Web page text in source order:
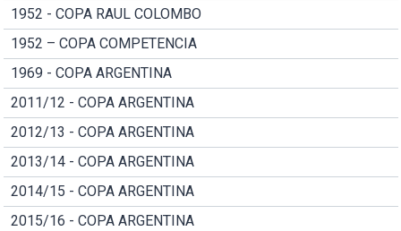
1952 - COPA RAUL COLOMBO
1952 – COPA COMPETENCIA
1969 - COPA ARGENTINA
2011/12 - COPA ARGENTINA
2012/13 - COPA ARGENTINA
2013/14 - COPA ARGENTINA
2014/15 - COPA ARGENTINA
2015/16 - COPA ARGENTINA